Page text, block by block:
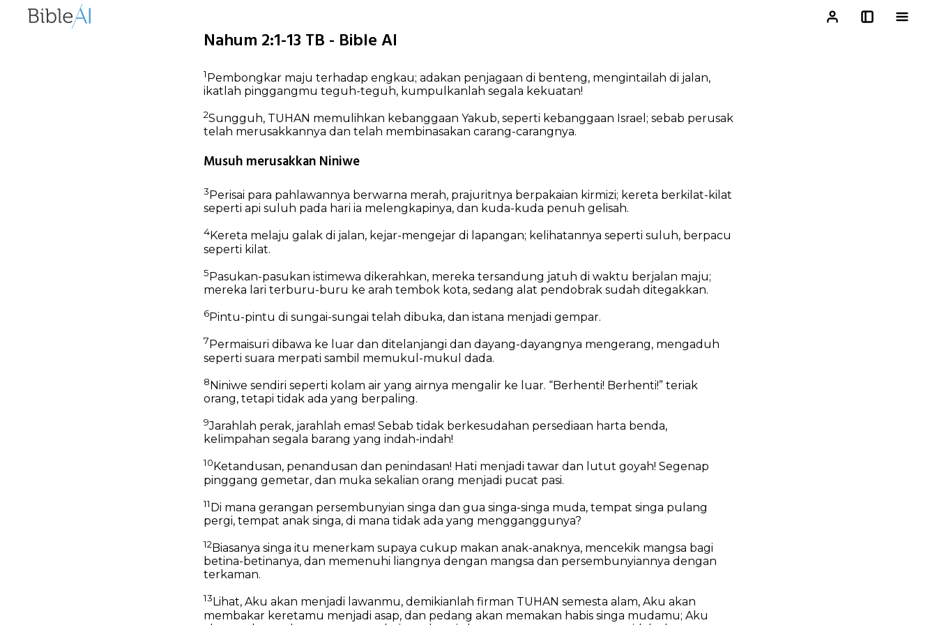
Nahum 2:1-13 TB - Bible AI
1Pembongkar maju terhadap engkau; adakan penjagaan di benteng, mengintailah di jalan,
ikatlah pinggangmu teguh-teguh, kumpulkanlah segala kekuatan!
2Sungguh, TUHAN memulihkan kebanggaan Yakub, seperti kebanggaan Israel; sebab perusak
telah merusakkannya dan telah membinasakan carang-carangnya.
Musuh merusakkan Niniwe
3 Perisai para pahlawannya berwarna merah, prajuritnya berpakaian kirmizi; kereta berkilat-kilat
seperti api suluh pada hari ia melengkapinya, dan kuda-kuda penuh gelisah.
4Kereta melaju galak di jalan, kejar-mengejar di lapangan; kelihatannya seperti suluh, berpacu
seperti kilat.
5Pasukan-pasukan istimewa dikerahkan, mereka tersandung jatuh di waktu berjalan maju;
mereka lari terburu-buru ke arah tembok kota, sedang alat pendobrak sudah ditegakkan.
6Pintu-pintu di sungai-sungai telah dibuka, dan istana menjadi gempar.
7 Permaisuri dibawa ke luar dan ditelanjangi dan dayang-dayangnya mengerang, mengaduh
seperti suara merpati sambil memukul-mukul dada.
8Niniwe sendiri seperti kolam air yang airnya mengalir ke luar. “Berhenti! Berhenti!” teriak
orang, tetapi tidak ada yang berpaling.
9Jarahlah perak, jarahlah emas! Sebab tidak berkesudahan persediaan harta benda,
kelimpahan segala barang yang indah-indah!
10 Ketandusan, penandusan dan penindasan! Hati menjadi tawar dan lutut goyah! Segenap
pinggang gemetar, dan muka sekalian orang menjadi pucat pasi.
11Di mana gerangan persembunyian singa dan gua singa-singa muda, tempat singa pulang
pergi, tempat anak singa, di mana tidak ada yang mengganggunya?
12 Biasanya singa itu menerkam supaya cukup makan anak-anaknya, mencekik mangsa bagi
betina-betinanya, dan memenuhi liangnya dengan mangsa dan persembunyiannya dengan
terkaman.
13 Lihat, Aku akan menjadi lawanmu, demikianlah firman TUHAN semesta alam, Aku akan
membakar keretamu menjadi asap, dan pedang akan memakan habis singa mudamu; Aku